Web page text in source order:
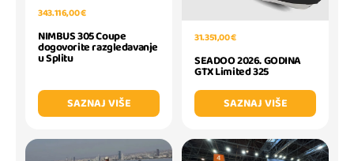
343.116,00 €
NIMBUS 305 Coupe
dogovorite razgledavanje
u Splitu
SAZNAJ VIŠE
31.351,00 €
SEADOO 2026. GODINA
GTX Limited 325
SAZNAJ VIŠE